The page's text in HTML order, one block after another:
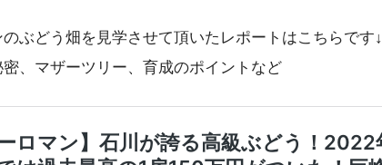
ぶどう畑を見学させて頂いたレポートはこちらです↓
、マザーツリー、育成のポイントなど